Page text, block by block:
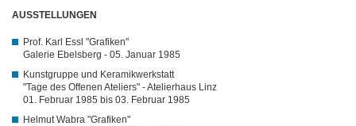
AUSSTELLUNGEN
Prof. Karl Essl "Grafiken"
Galerie Ebelsberg - 05. Januar 1985
Kunstgruppe und Keramikwerkstatt
"Tage des Offenen Ateliers" - Atelierhaus Linz
01. Februar 1985 bis 03. Februar 1985
Helmut Wabra "Grafiken"